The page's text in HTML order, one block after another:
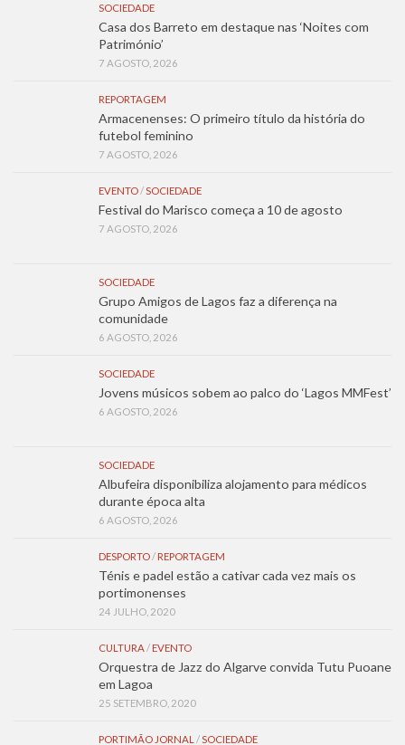
SOCIEDADE
Casa dos Barreto em destaque nas ‘Noites com
Património’
7 AGOSTO, 2026
REPORTAGEM
Armacenenses: O primeiro título da história do
futebol feminino
7 AGOSTO, 2026
EVENTO / SOCIEDADE
Festival do Marisco começa a 10 de agosto
7 AGOSTO, 2026
SOCIEDADE
Grupo Amigos de Lagos faz a diferença na
comunidade
6 AGOSTO, 2026
SOCIEDADE
Jovens músicos sobem ao palco do ‘Lagos MMFest’
6 AGOSTO, 2026
SOCIEDADE
Albufeira disponibiliza alojamento para médicos
durante época alta
6 AGOSTO, 2026
DESPORTO / REPORTAGEM
Ténis e padel estão a cativar cada vez mais os
portimonenses
24 JULHO, 2020
CULTURA / EVENTO
Orquestra de Jazz do Algarve convida Tutu Puoane
em Lagoa
25 SETEMBRO, 2020
PORTIMÃO JORNAL / SOCIEDADE